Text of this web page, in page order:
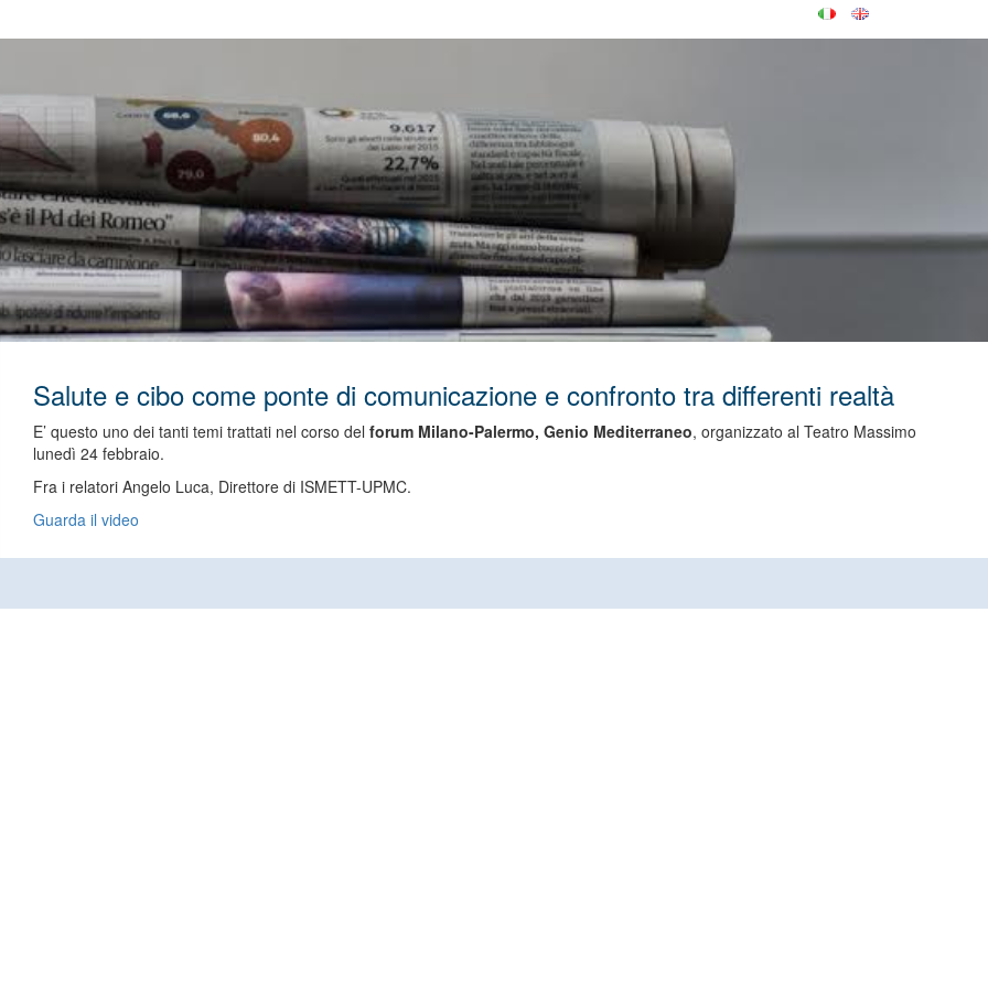
Salute e cibo come ponte di comunicazione e confronto tra differenti realtà
E’ questo uno dei tanti temi trattati nel corso del forum Milano-Palermo, Genio Mediterraneo, organizzato al Teatro Massimo
lunedì 24 febbraio.
Fra i relatori Angelo Luca, Direttore di ISMETT-UPMC.
Guarda il video